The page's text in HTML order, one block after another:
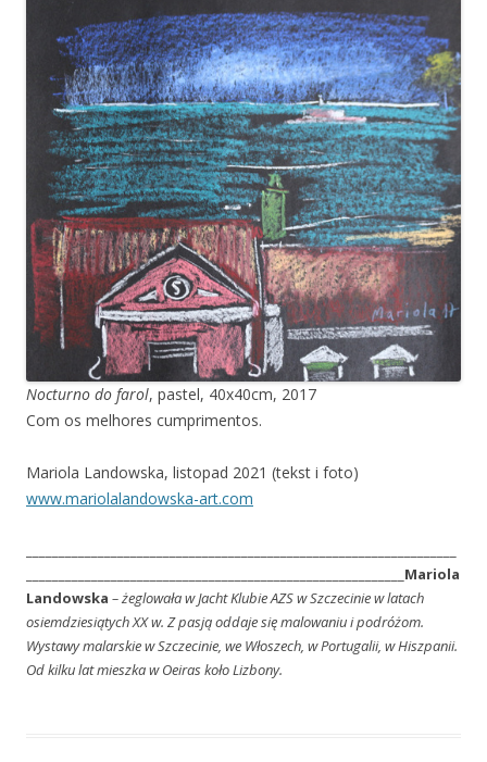
Nocturno do farol, pastel, 40x40cm, 2017
Com os melhores cumprimentos.
Mariola Landowska, listopad 2021 (tekst i foto)
www.mariolalandowska-art.com
Mariola
Landowska – żeglowała w Jacht Klubie AZS w Szczecinie w latach
osiemdziesiątych XX w. Z pasją oddaje się malowaniu i podróżom.
Wystawy malarskie w Szczecinie, we Włoszech, w Portugalii, w Hiszpanii.
Od kilku lat mieszka w Oeiras koło Lizbony.